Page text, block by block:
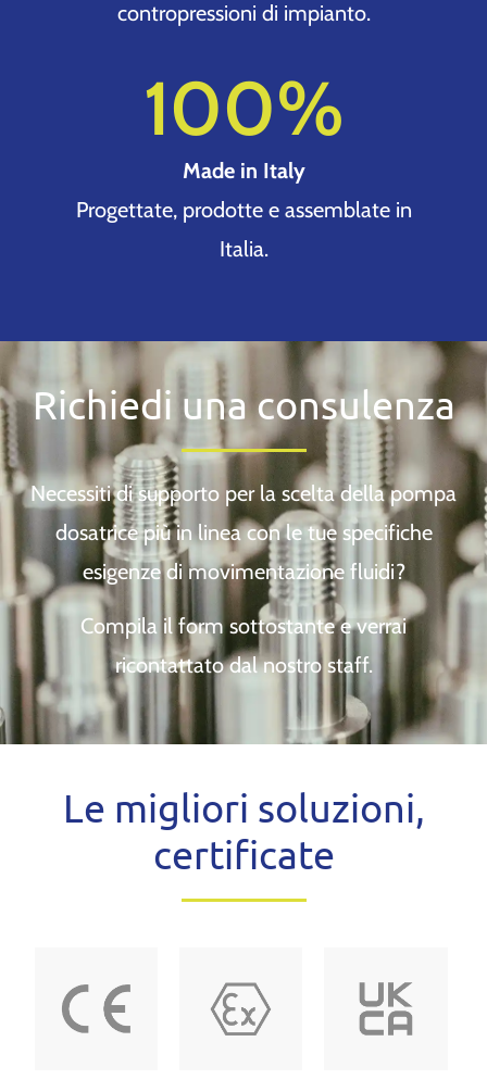
contropressioni di impianto.
100%
Made in Italy
Progettate, prodotte e assemblate in
Italia.
Richiedi una consulenza
Necessiti di supporto per la scelta della pompa
dosatrice più in linea con le tue specifiche
esigenze di movimentazione fluidi?
Compila il form sottostante e verrai
ricontattato dal nostro staff.
Le migliori soluzioni,
certificate